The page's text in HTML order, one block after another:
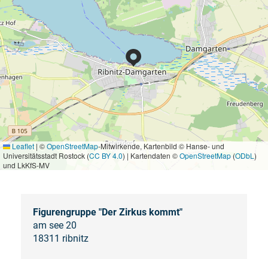
Leaflet | ©OpenStreetMap-Mitwirkende, Kartenbild © Hanse- und
Universitätsstadt Rostock (CC BY 4.0) | Kartendaten ©OpenStreetMap(ODbL )
und LkKfS-MV
Figurengruppe "Der Zirkus kommt"
am see 20
18311 ribnitz